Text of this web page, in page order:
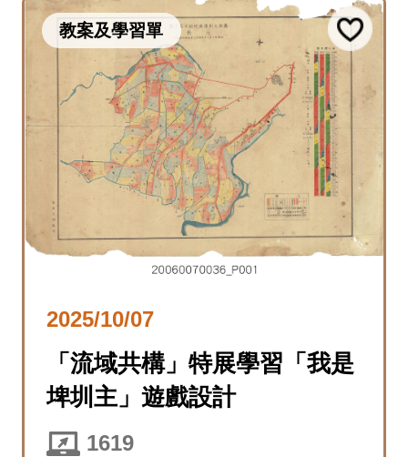
教案及學習單
2025/10/07
「流域共構」特展學習「我是
埤圳主」遊戲設計
1619